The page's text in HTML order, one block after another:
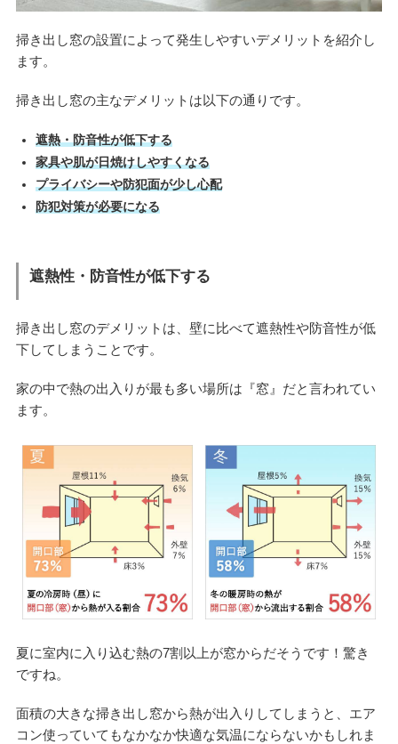
掃き出し窓の設置によって発生しやすいデメリットを紹介し
ます。
掃き出し窓の主なデメリットは以下の通りです。
遮熱・防音性が低下する
家具や肌が日焼けしやすくなる
プライバシーや防犯面が少し心配
防犯対策が必要になる
遮熱性・防音性が低下する
掃き出し窓のデメリットは、壁に比べて遮熱性や防音性が低
下してしまうことです。
家の中で熱の出入りが最も多い場所は『窓』だと言われてい
ます。
夏に室内に入り込む熱の7割以上が窓からだそうです！驚き
ですね。
面積の大きな掃き出し窓から熱が出入りしてしまうと、エア
コン使っていてもなかなか快適な気温にならないかもしれま